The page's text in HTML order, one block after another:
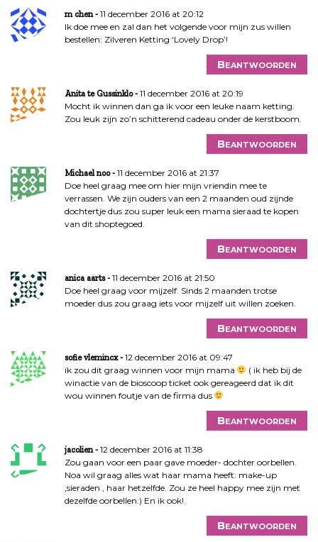
m chen
11 december 2016 at 20:12
Ik doe mee en zal dan het volgende voor mijn zus willen
bestellen: Zilveren Ketting ‘Lovely Drop’!
Beantwoorden
Anita te Gussinklo
11 december 2016 at 20:19
Mocht ik winnen dan ga ik voor een leuke naam ketting.
Zou leuk zijn zo’n schitterend cadeau onder de kerstboom.
Beantwoorden
Michael noo
11 december 2016 at 21:37
Doe heel graag mee om hier mijn vriendin mee te
verrassen. We zijn ouders van een 2 maanden oud zijnde
dochtertje dus zou super leuk een mama sieraad te kopen
van dit shoptegoed.
Beantwoorden
anica aarts
11 december 2016 at 21:50
Doe heel graag voor mijzelf. Sinds 2 maanden trotse
moeder dus zou graag iets voor mijzelf uit willen zoeken.
Beantwoorden
sofie vlemincx
12 december 2016 at 09:47
ik zou dit graag winnen voor mijn mama
( ik heb bij de
winactie van de bioscoop ticket ook gereageerd dat ik dit
wou winnen foutje van de firma dus
Beantwoorden
jacolien
12 december 2016 at 11:38
Zou gaan voor een paar gave moeder- dochter oorbellen.
Noa wil graag alles wat haar mama heeft: make-up
,sieraden , haar hetzelfde. Zou ze heel happy mee zijn met
dezelfde oorbellen:) En ik ook!
Beantwoorden